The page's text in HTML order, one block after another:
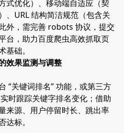
式优化）、移动端自适应（契
、URL 结构简洁规范（包含关
外，需完善 robots 协议，提交
台，助力百度爬虫高效抓取页
础。
效果监测与调整
“关键词排名” 功能，或第三方
时跟踪关键字排名变化；借助
来源、用户停留时长、跳出率
标。